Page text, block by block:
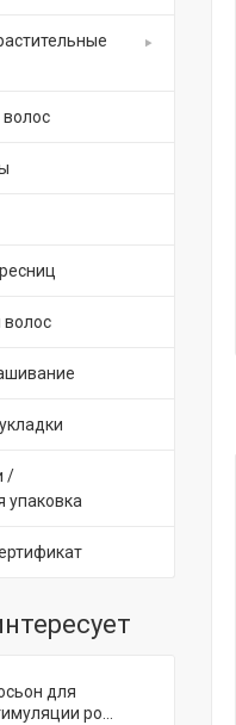
волос
/
упаковка
для
ро...